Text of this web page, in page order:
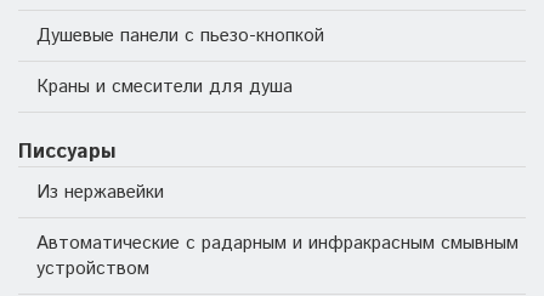
Душевые панели с пьезо-кнопкой
Краны и смесители для душа
Писсуары
Из нержавейки
Автоматические с радарным и инфракрасным смывным
устройством